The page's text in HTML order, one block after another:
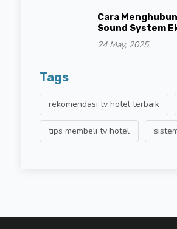
Cara
Sound System
24 May, 2025
Tags
rekomendasi tv hotel terbaik
tips membeli tv hotel